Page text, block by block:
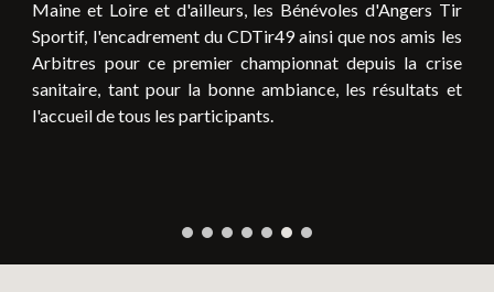
Maine et Loire et d'ailleurs, les Bénévoles d'Angers Tir
Sportif, l'encadrement du CDTir49 ainsi que nos amis les
Arbitres pour ce premier championnat depuis la crise
sanitaire, tant pour la bonne ambiance, les résultats et
l'accueil de tous les participants.